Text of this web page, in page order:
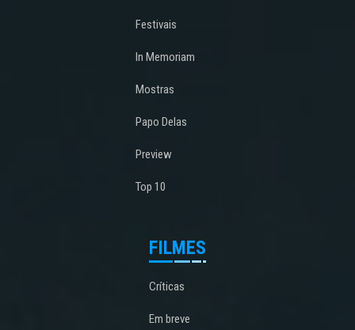
Festivais
In Memoriam
Mostras
Papo Delas
Preview
Top 10
FILMES
Críticas
Em breve